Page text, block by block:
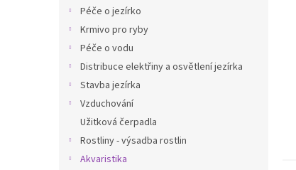
Péče o jezírko
Krmivo pro ryby
Péče o vodu
Distribuce elektřiny a osvětlení jezírka
Stavba jezírka
Vzduchování
Užitková čerpadla
Rostliny - výsadba rostlin
Akvaristika